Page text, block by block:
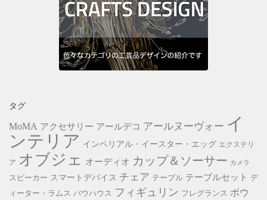
タグ
MoMA アクセサリー アールデコ アールヌーヴォー イ
ンテリア インペリアル・イースター・エッグ エクステリ
ア オブジェ オーディオ カップ＆ソーサー カメラ
スピーカー スマートデバイス チェア テーブル テーブルセット
デ
ィーター・ラムス バウハウス フィギュリン フレグランス ボウ